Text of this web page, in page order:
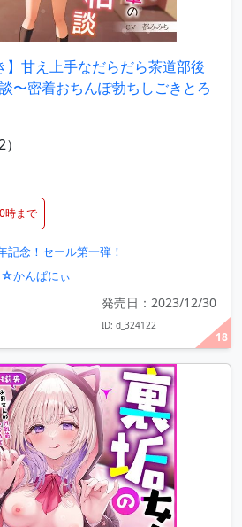
18
】甘え上手なだらだら茶道部後
〜密着おちんぽ勃ちしごきとろ
時まで
記念！セール第一弾！
☆かんぱにぃ
発売日：2023/12/30
ID: d_324122